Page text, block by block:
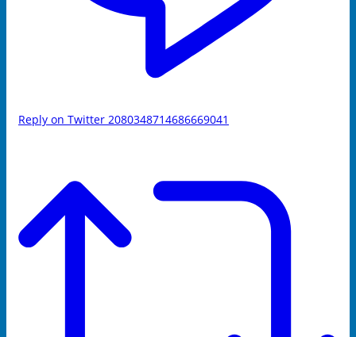
Reply on Twitter 2080348714686669041